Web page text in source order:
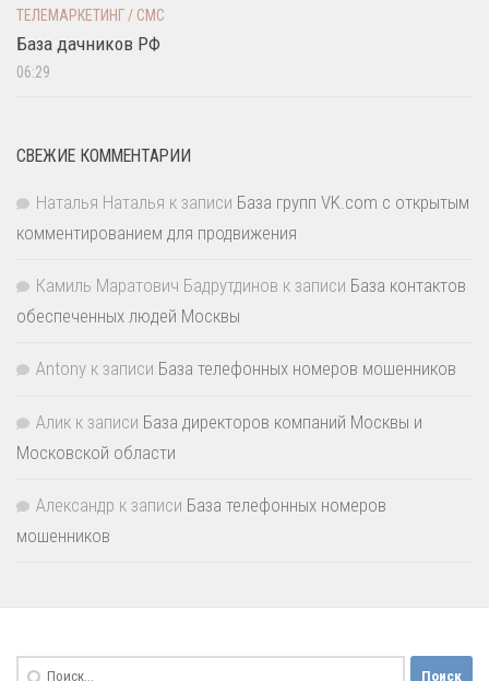
ТЕЛЕМАРКЕТИНГ / СМС
База дачников РФ
06:29
СВЕЖИЕ КОММЕНТАРИИ
Наталья Наталья к записи База групп VK.com с открытым
комментированием для продвижения
Камиль Маратович Бадрутдинов к записи База контактов
обеспеченных людей Москвы
Antony к записи База телефонных номеров мошенников
Алик к записи База директоров компаний Москвы и
Московской области
Александр к записи База телефонных номеров
мошенников
Найти: